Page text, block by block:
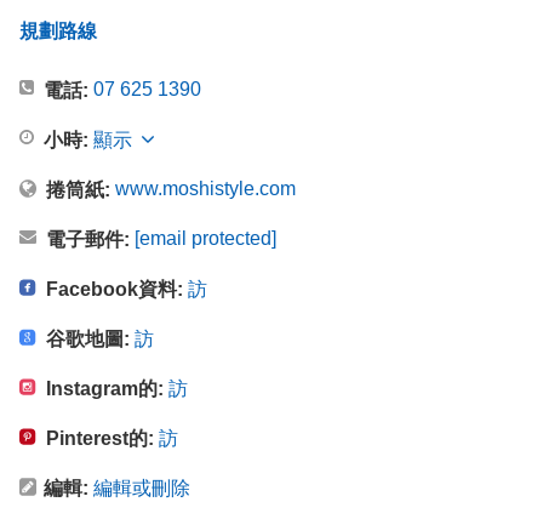
規劃路線
電話: 07 625 1390
小時: 顯示
捲筒紙: www.moshistyle.com
電子郵件: [email protected]
Facebook資料: 訪
谷歌地圖: 訪
Instagram的: 訪
Pinterest的: 訪
編輯: 編輯或刪除